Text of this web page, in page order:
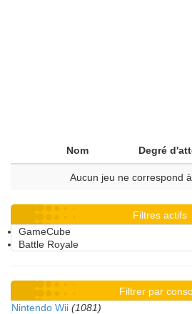
Nom Degré
Aucun jeu ne correspond
Filtres actifs
GameCube
Battle Royale
Filtrer par
Nintendo Wii (1081)